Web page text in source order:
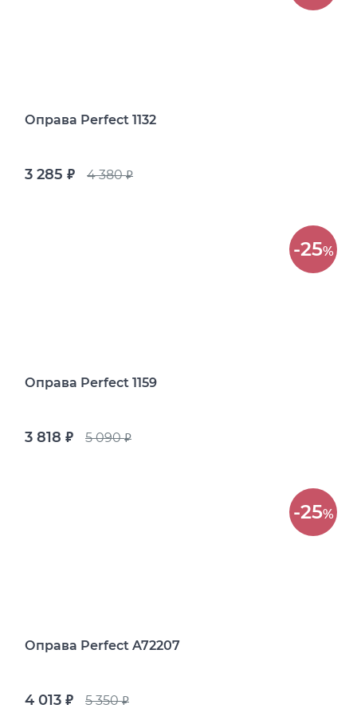
Оправа Perfect 1132
3 285 руб. 4 380руб.
-25%
Оправа Perfect 1159
3 818 руб. 5 090руб.
-25%
Оправа Perfect A72207
4 013 руб. 5 350руб.